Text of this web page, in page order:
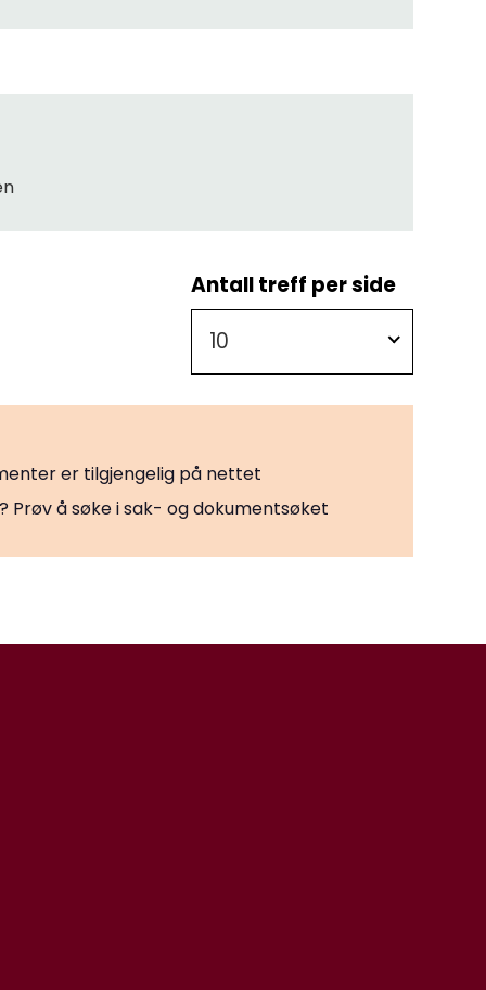
Antall treff per side
10
er tilgjengelig på nettet
Prøv å søke i sak- og dokumentsøket